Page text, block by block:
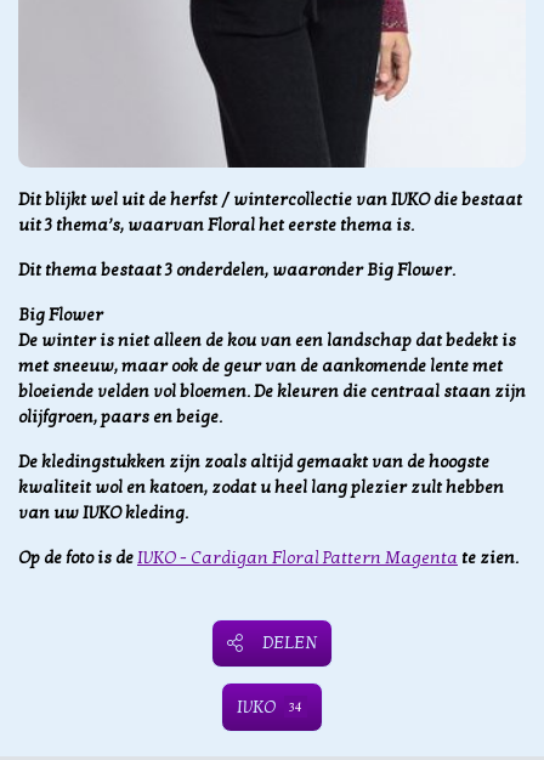
Dit blijkt wel uit de herfst / wintercollectie van IVKO die bestaat
uit 3 thema’s, waarvan Floral het eerste thema is.
Dit thema bestaat 3 onderdelen, waaronder Big Flower.
Big Flower
De winter is niet alleen de kou van een landschap dat bedekt is
met sneeuw, maar ook de geur van de aankomende lente met
bloeiende velden vol bloemen. De kleuren die centraal staan zijn
olijfgroen, paars en beige.
De kledingstukken zijn zoals altijd gemaakt van de hoogste
kwaliteit wol en katoen, zodat u heel lang plezier zult hebben
van uw IVKO kleding.
Op de foto is deIVKO - Cardigan Floral Pattern Magenta te zien.
DELEN
IVKO 34